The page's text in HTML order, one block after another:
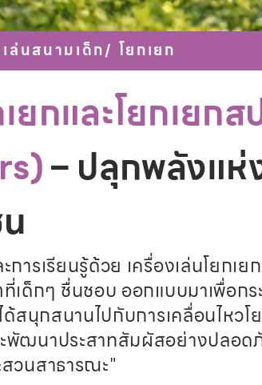
เล่นสนามเด็ก/ โยกเยก
เยกและโยกเยก
– ปลุกพลังแห่
การเรียนรู้ด้วย เครื่องเล่นโยก
เด็กๆ ชื่นชอบ ออกแบบมาเพื่อก
ด้สนุกสนานไปกับการเคลื่อนไหว
ฒนาประสาทสัมผัสอย่างปลอดภั
วนสาธารณะ"